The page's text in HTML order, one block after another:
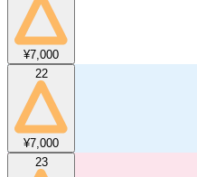
¥7,000
22
¥7,000
23